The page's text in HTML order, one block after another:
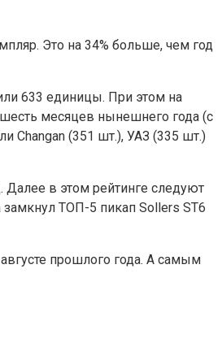
Это на 34% больше, чем год
633 единицы. При этом на
месяцев нынешнего года (с
Changan (351 шт.), УАЗ (335 шт.)
Далее в этом рейтинге следуют
замкнул ТОП-5 пикап Sollers ST6
прошлого года. А самым